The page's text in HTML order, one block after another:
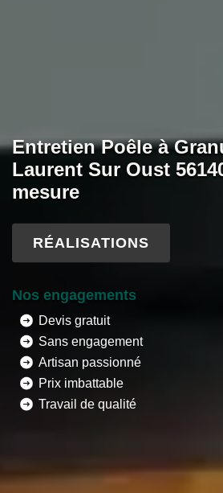
Entretien Poêle à
Laurent Sur Oust
mesure
RÉALISATIONS
Nos engagements
Devis gratuit
Sans engagement
Artisan passionné
Prix imbattable
Travail de qualité